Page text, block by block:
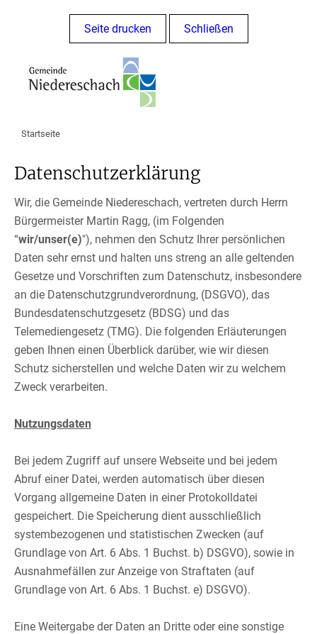
Seite drucken Schließen
Startseite
Datenschutzerklärung
Wir, die Gemeinde Niedereschach, vertreten durch Herrn
Bürgermeister Martin Ragg, (im Folgenden
“wir/unser(e)"), nehmen den Schutz Ihrer persönlichen
Daten sehr ernst und halten uns streng an alle geltenden
Gesetze und Vorschriften zum Datenschutz, insbesondere
an die Datenschutzgrundverordnung, (DSGVO), das
Bundesdatenschutzgesetz (BDSG) und das
Telemediengesetz (TMG). Die folgenden Erläuterungen
geben Ihnen einen Überblick darüber, wie wir diesen
Schutz sicherstellen und welche Daten wir zu welchem
Zweck verarbeiten.​
Nutzungsdaten
Bei jedem Zugriff auf unsere Webseite und bei jedem
Abruf einer Datei, werden automatisch über diesen
Vorgang allgemeine Daten in einer Protokolldatei
gespeichert. Die Speicherung dient ausschließlich
systembezogenen und statistischen Zwecken (auf
Grundlage von Art. 6 Abs. 1 Buchst. b) DSGVO), sowie in
Ausnahmefällen zur Anzeige von Straftaten (auf
Grundlage von Art. 6 Abs. 1 Buchst. e) DSGVO).​
Eine Weitergabe der Daten an Dritte oder eine sonstige